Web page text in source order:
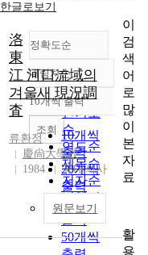
한글로보기
정확도순
정확도
순
인기도
순
연도순
제목순
저자순
발행기
관순
내림차순
내림차순
10개씩 출력
10개씩
출력
20개씩
출력
30개씩
출력
50개씩
조회
洛
東
江 河口流域의
겨울새 現況調
査
류환정
慶尙大學校
1984
국내석사
원문보기
이
검
색
어
로
많
이
본
자
료
활
용